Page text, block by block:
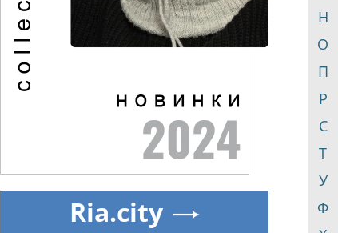
Н
О
П
Р
С
Т
У
Ф
Ria.city